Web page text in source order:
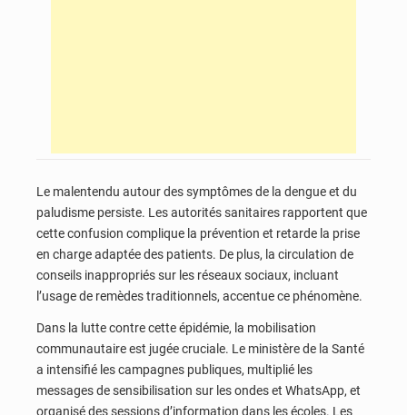
Le malentendu autour des symptômes de la dengue et du
paludisme persiste. Les autorités sanitaires rapportent que
cette confusion complique la prévention et retarde la prise
en charge adaptée des patients. De plus, la circulation de
conseils inappropriés sur les réseaux sociaux, incluant
l’usage de remèdes traditionnels, accentue ce phénomène.
Dans la lutte contre cette épidémie, la mobilisation
communautaire est jugée cruciale. Le ministère de la Santé
a intensifié les campagnes publiques, multiplié les
messages de sensibilisation sur les ondes et WhatsApp, et
organisé des sessions d’information dans les écoles. Les